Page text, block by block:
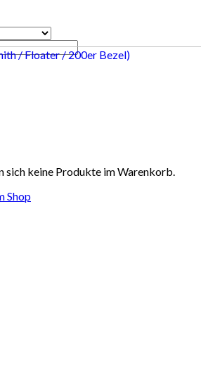
sich keine Produkte im Warenkorb.
Shop